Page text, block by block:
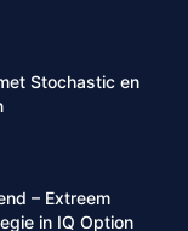
Stochastic en
– Extreem
in IQ Option